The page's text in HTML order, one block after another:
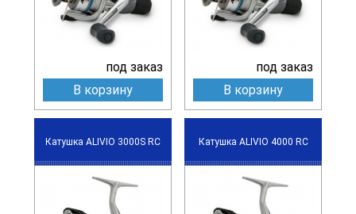
под заказ
В корзину
под заказ
В корзину
Катушка ALIVIO 3000S RC Катушка ALIVIO 4000 RC